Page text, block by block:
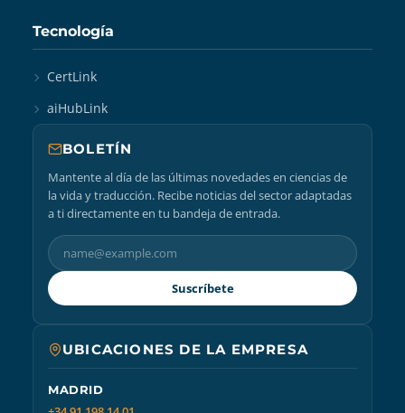
Tecnología
CertLink
aiHubLink
BOLETÍN
Mantente al día de las últimas novedades en ciencias de
la vida y traducción. Recibe noticias del sector adaptadas
a ti directamente en tu bandeja de entrada.
Suscríbete
UBICACIONES DE LA EMPRESA
MADRID